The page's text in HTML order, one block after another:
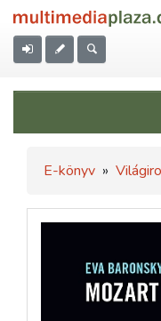
E-könyv »